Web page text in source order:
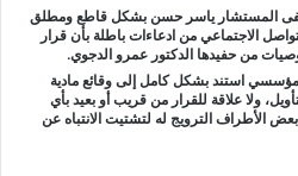
المستشار ياسر حسن بشكل قاطع ومطلق
الاجتماعي من ادعاءات باطلة بأن قرار
من حفيدها الدكتور عمرو الدجوي.
استند بشكل كامل إلى وقائع مادية
ولا علاقة للقرار من قريب أو بعيد بأي
الأطراف الترويج له لتشتيت الانتباه عن